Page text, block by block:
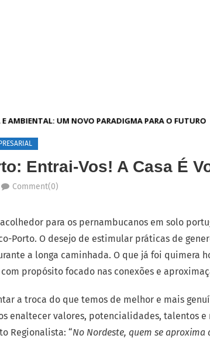
AMBIENTAL: UM NOVO PARADIGMA PARA O FUTURO
Entrai-Vos! A Casa É
Comment(0)
para os pernambucanos em solo
Porto. O desejo de estimular práticas de
a longa caminhada. O que já foi quimera
propósito focado nas conexões e
a troca do que temos de melhor e mais
enaltecer valores, potencialidades, talentos e
Regionalista: “No Nordeste, quem se aproxima